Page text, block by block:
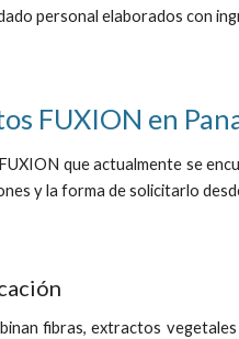
personal elaborados con
FUXION en
que actualmente se
y la forma de solicitarlo
fibras, extractos